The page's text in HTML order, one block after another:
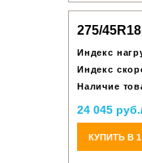
275/45R18
Индекс
Индекс
Наличие
24 045
КУПИТЬ В